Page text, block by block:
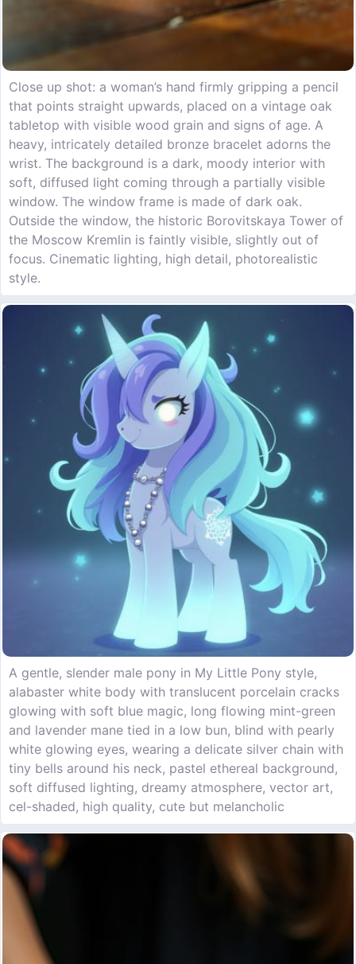
Close up shot: a woman’s hand firmly gripping a pencil
that points straight upwards, placed on a vintage oak
tabletop with visible wood grain and signs of age. A
heavy, intricately detailed bronze bracelet adorns the
wrist. The background is a dark, moody interior with
soft, diffused light coming through a partially visible
window. The window frame is made of dark oak.
Outside the window, the historic Borovitskaya Tower of
the Moscow Kremlin is faintly visible, slightly out of
focus. Cinematic lighting, high detail, photorealistic
style.
A gentle, slender male pony in My Little Pony style,
alabaster white body with translucent porcelain cracks
glowing with soft blue magic, long flowing mint-green
and lavender mane tied in a low bun, blind with pearly
white glowing eyes, wearing a delicate silver chain with
tiny bells around his neck, pastel ethereal background,
soft diffused lighting, dreamy atmosphere, vector art,
cel-shaded, high quality, cute but melancholic